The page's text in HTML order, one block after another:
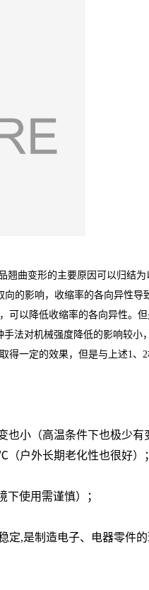
曲变形的主要原因可以归结
的影响，收缩率的各向异性
可以降低收缩率的各向异性
法对机械强度降低的影响较
一定的效果，但是与上述1、2
小（高温条件下也极少有
户外长期老化性也很好）；
使用需谨慎）；
,是制造电子、电器零件的